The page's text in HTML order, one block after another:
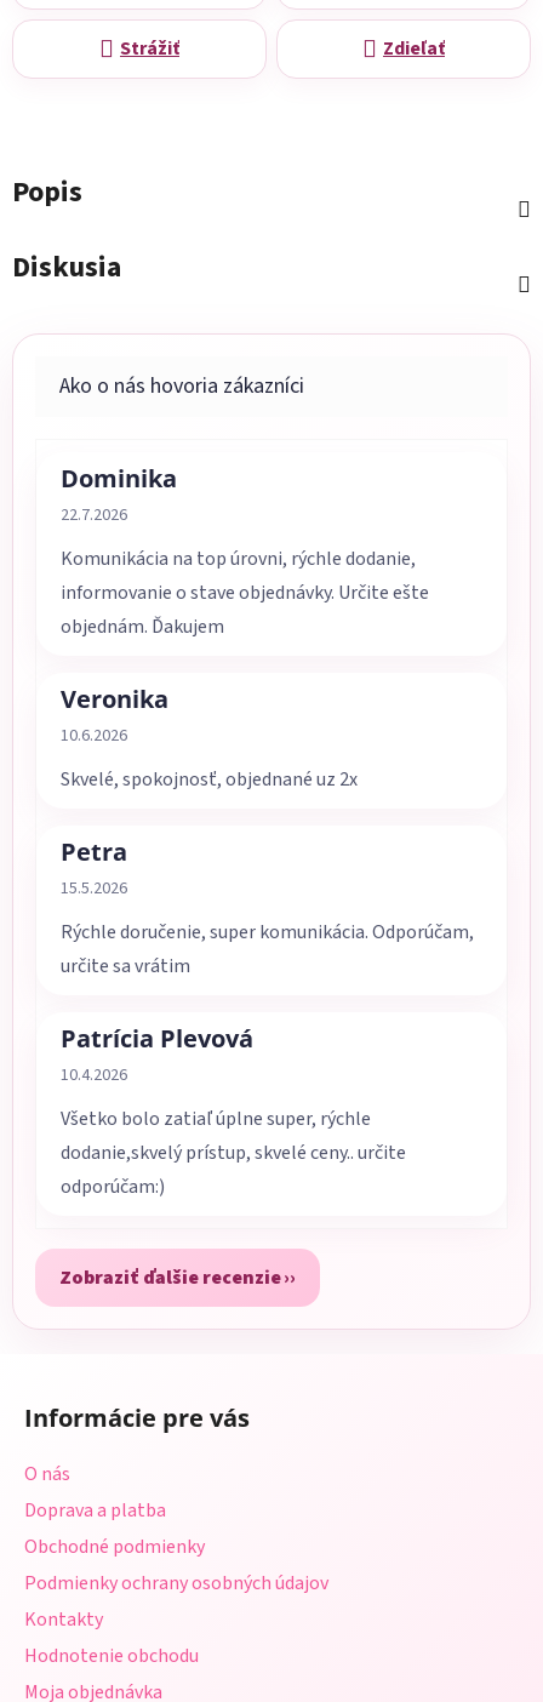
Strážiť Zdieľať
Popis
Diskusia
Dominika
Hodnotenie obchodu je 5 z 5 hviezdičiek.
22.7.2026
Komunikácia na top úrovni, rýchle dodanie,
informovanie o stave objednávky. Určite ešte
objednám. Ďakujem
Veronika
Hodnotenie obchodu je 5 z 5 hviezdičiek.
10.6.2026
Skvelé, spokojnosť, objednané uz 2x
Petra
Hodnotenie obchodu je 5 z 5 hviezdičiek.
15.5.2026
Rýchle doručenie, super komunikácia. Odporúčam,
určite sa vrátim
Patrícia Plevová
Hodnotenie obchodu je 5 z 5 hviezdičiek.
10.4.2026
Všetko bolo zatiaľ úplne super, rýchle
dodanie,skvelý prístup, skvelé ceny.. určite
odporúčam:)
Zobraziť ďalšie recenzie
Informácie pre vás
O nás
Doprava a platba
Obchodné podmienky
Podmienky ochrany osobných údajov
Kontakty
Hodnotenie obchodu
Moja objednávka